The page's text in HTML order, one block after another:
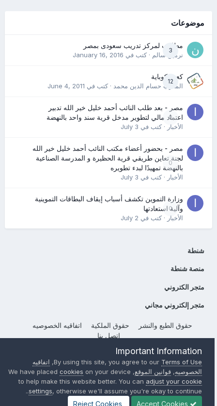
موضوعات
3
مطلوب لمركز تدريب سعودى بمصر
نرمين سالم· كتب في January 16, 2016
12
كعب كوباية
المدرب حسام الدين محمد· كتب في June 4, 2011
0
مصر - بعد طلب النائب أحمد خليل خير الله تدبير
اعتماد مالي لتطوير مدخل قرية سند واحد بالنهضة
الأخبار· كتب في July 3
0
مصر - بحضور أعضاء مكتب النائب أحمد خليل خير الله
لجنة تعاين طريقي قرية الحظيرة و المدرسة الصناعية
بالنهضة تمهيدًا لبدء تطويره
الأخبار· كتب في July 3
0
وزارة التموين تكشف أسباب إيقاف البطاقات التموينية
وآلية استعادتها
الأخبار· كتب في July 2
شنطة
منصة شنطة
متجر الكتروني
متجر إلكتروني مجاني
حقوق الطبع والنشر حقوق الملكية
اتفاقيه الخصوصيه
إتصل بنا
Powered by Invision CommunityImportant Information
By using this site, you agree to ourTerms of Use
, اتفاقيه
الخصوصيه, قوانين الموقع, We have placed
cookies on your device
to help make this website better. You canadjust your cookie
settings , otherwise we'll assume you're okay to continue..
Accept Cookies